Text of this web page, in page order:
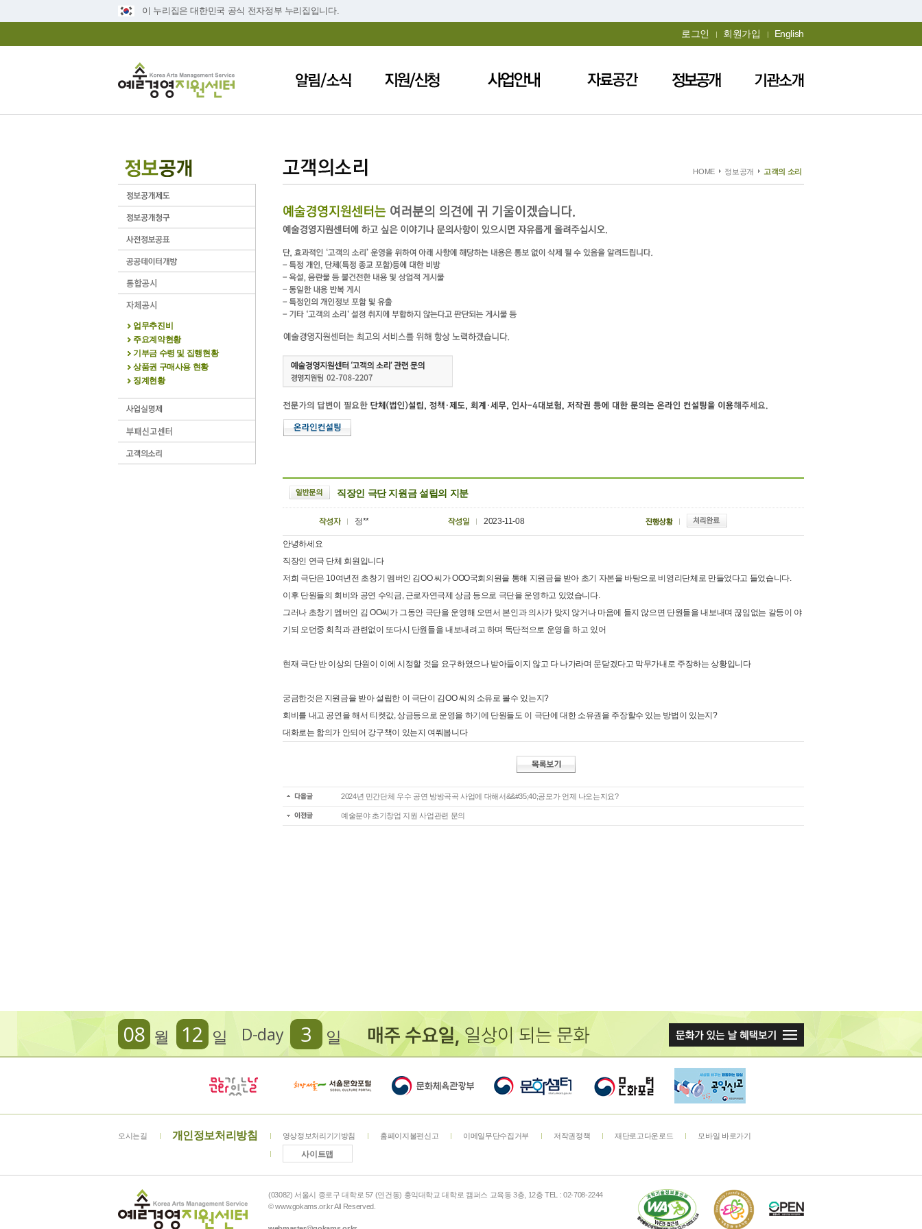
이 누리집은 대한민국 공식 전자정부 누리집입니다.
로그인 회원가입 English
업무추진비
주요계약현황
기부금 수령 및 집행현황
상품권 구매사용 현황
징계현황
HOME 정보공개 고객의 소리
직장인 극단 지원금 설립의 지분
정** 2023-11-08
안녕하세요
직장인 연극 단체 회원입니다
저희 극단은 10여년전 초창기 멤버인 김OO 씨가 OOO국회의원을 통해 지원금을 받아 초기 자본을 바탕으로 비영리단체로 만들었다고 들었습니다.
이후 단원들의 회비와 공연 수익금, 근로자연극제 상금 등으로 극단을 운영하고 있었습니다.
그러나 초창기 멤버인 김 OO씨가 그동안 극단을 운영해 오면서 본인과 의사가 맞지 않거나 마음에 들지 않으면 단원들을 내보내며 끊임없는 갈등이 야
기되 오던중 회칙과 관련없이 또다시 단원들을 내보내려고 하며 독단적으로 운영을 하고 있어
현재 극단 반 이상의 단원이 이에 시정할 것을 요구하였으나 받아들이지 않고 다 나가라며 문닫겠다고 막무가내로 주장하는 상황입니다
궁금한것은 지원금을 받아 설립한 이 극단이 김OO 씨의 소유로 볼수 있는지?
회비를 내고 공연을 해서 티켓값, 상금등으로 운영을 하기에 단원들도 이 극단에 대한 소유권을 주장할수 있는 방법이 있는지?
대화로는 합의가 안되어 강구책이 있는지 여쭤봅니다
2024년 민간단체 우수 공연 방방곡곡 사업에 대해서&&#35;40;공모가 언제 나오는지요?
예술분야 초기창업 지원 사업관련 문의
D-day 3 일
08 월 12 일
오시는길 개인정보처리방침 영상정보처리기기방침 홈페이지불편신고 이메일무단수집거부 저작권정책 재단로고다운로드 모바일 바로가기
사이트맵
(03082) 서울시 종로구 대학로 57 (연건동) 홍익대학교 대학로 캠퍼스 교육동 3층, 12층 TEL : 02-708-2244
© www.gokams.or.kr All Reserved.